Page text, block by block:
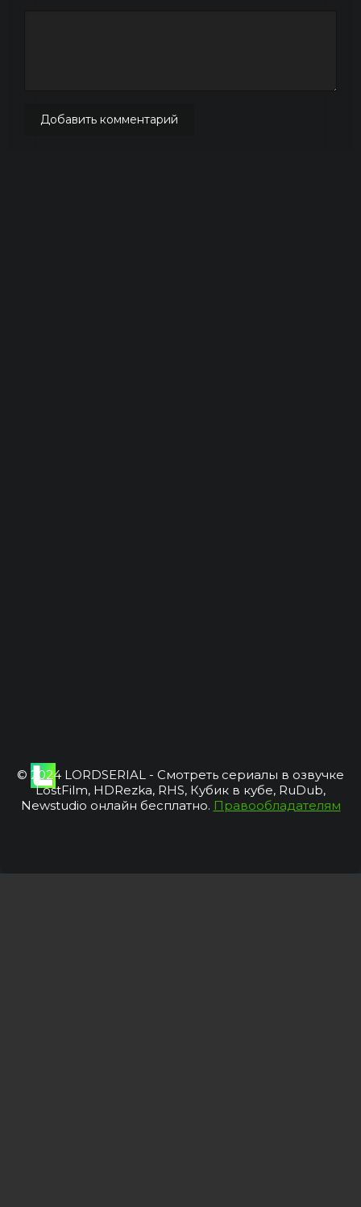
Добавить комментарий
© 2024 LORDSERIAL - Смотреть сериалы в озвучке
LostFilm, HDRezka, RHS, Кубик в кубе, RuDub,
Newstudio онлайн бесплатно. Правообладателям